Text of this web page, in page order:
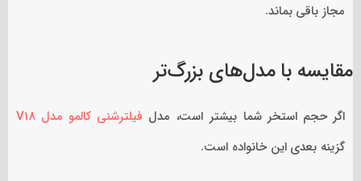
مجاز باقی بماند.
مقایسه با مدل‌های بزرگ‌تر
اگر حجم استخر شما بیشتر است، مدل فیلترشنی کالمو مدل V18
گزینه بعدی این خانواده است.